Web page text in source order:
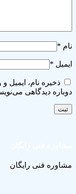
نام *
ایمیل *
ذخیره نام، ایمیل
دوباره دیدگاهی
مشاوره فنی رایگان